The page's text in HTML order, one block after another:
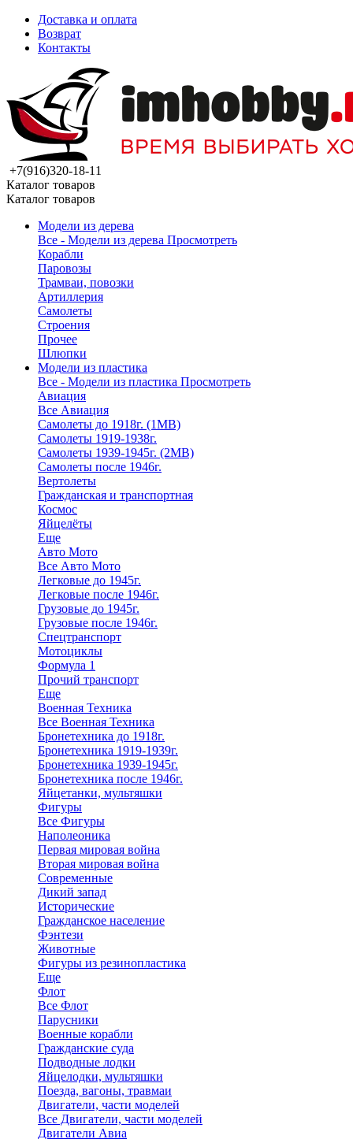
Доставка и оплата
Возврат
Контакты
+7(916)320-18-11
Каталог товаров
Каталог товаров
Модели из дерева
Все - Модели из дерева Просмотреть
Корабли
Паровозы
Трамваи, повозки
Артиллерия
Самолеты
Строения
Прочее
Шлюпки
Модели из пластика
Все - Модели из пластика Просмотреть
Авиация
Все Авиация
Самолеты до 1918г. (1МВ)
Самолеты 1919-1938г.
Самолеты 1939-1945г. (2МВ)
Самолеты после 1946г.
Вертолеты
Гражданская и транспортная
Космос
Яйцелёты
Еще
Авто Мото
Все Авто Мото
Легковые до 1945г.
Легковые после 1946г.
Грузовые до 1945г.
Грузовые после 1946г.
Спецтранспорт
Мотоциклы
Формула 1
Прочий транспорт
Еще
Военная Техника
Все Военная Техника
Бронетехника до 1918г.
Бронетехника 1919-1939г.
Бронетехника 1939-1945г.
Бронетехника после 1946г.
Яйцетанки, мультяшки
Фигуры
Все Фигуры
Наполеоника
Первая мировая война
Вторая мировая война
Современные
Дикий запад
Исторические
Гражданское население
Фэнтези
Животные
Фигуры из резинопластика
Еще
Флот
Все Флот
Парусники
Военные корабли
Гражданские суда
Подводные лодки
Яйцелодки, мультяшки
Поезда, вагоны, травмаи
Двигатели, части моделей
Все Двигатели, части моделей
Двигатели Авиа